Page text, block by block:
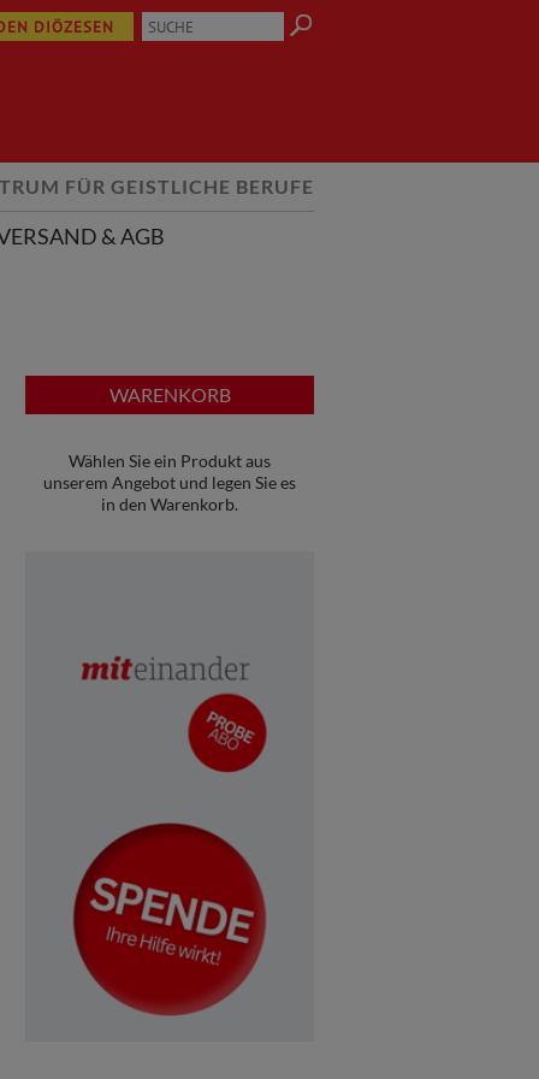
DIÖZESEN
FÜR GEISTLICHE BERUFE
& AGB
WARENKORB
Wählen Sie ein Produkt aus
unserem Angebot und legen Sie es
in den Warenkorb.